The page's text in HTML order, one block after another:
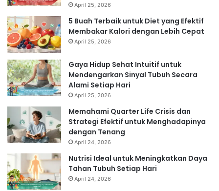
April 25, 2026
5 Buah Terbaik untuk Diet yang Efektif
Membakar Kalori dengan Lebih Cepat
April 25, 2026
Gaya Hidup Sehat Intuitif untuk
Mendengarkan Sinyal Tubuh Secara
Alami Setiap Hari
April 25, 2026
Memahami Quarter Life Crisis dan
Strategi Efektif untuk Menghadapinya
dengan Tenang
April 24, 2026
Nutrisi Ideal untuk Meningkatkan Daya
Tahan Tubuh Setiap Hari
April 24, 2026